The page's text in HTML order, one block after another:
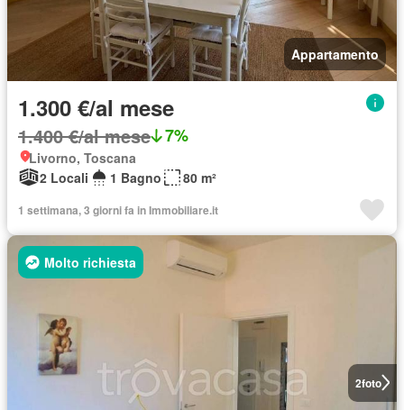
Appartamento
1.300 €/al mese
1.400 €/al mese 7%
Livorno, Toscana
2 Locali
1 Bagno 80 m²
1 settimana, 3 giorni fa in Immobiliare.it
2foto
Molto richiesta